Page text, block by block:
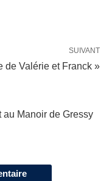
SUIVANT
de Valérie et Franck »
au Manoir de Gressy